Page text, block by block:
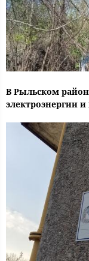
В Рыльском
электроэнергии